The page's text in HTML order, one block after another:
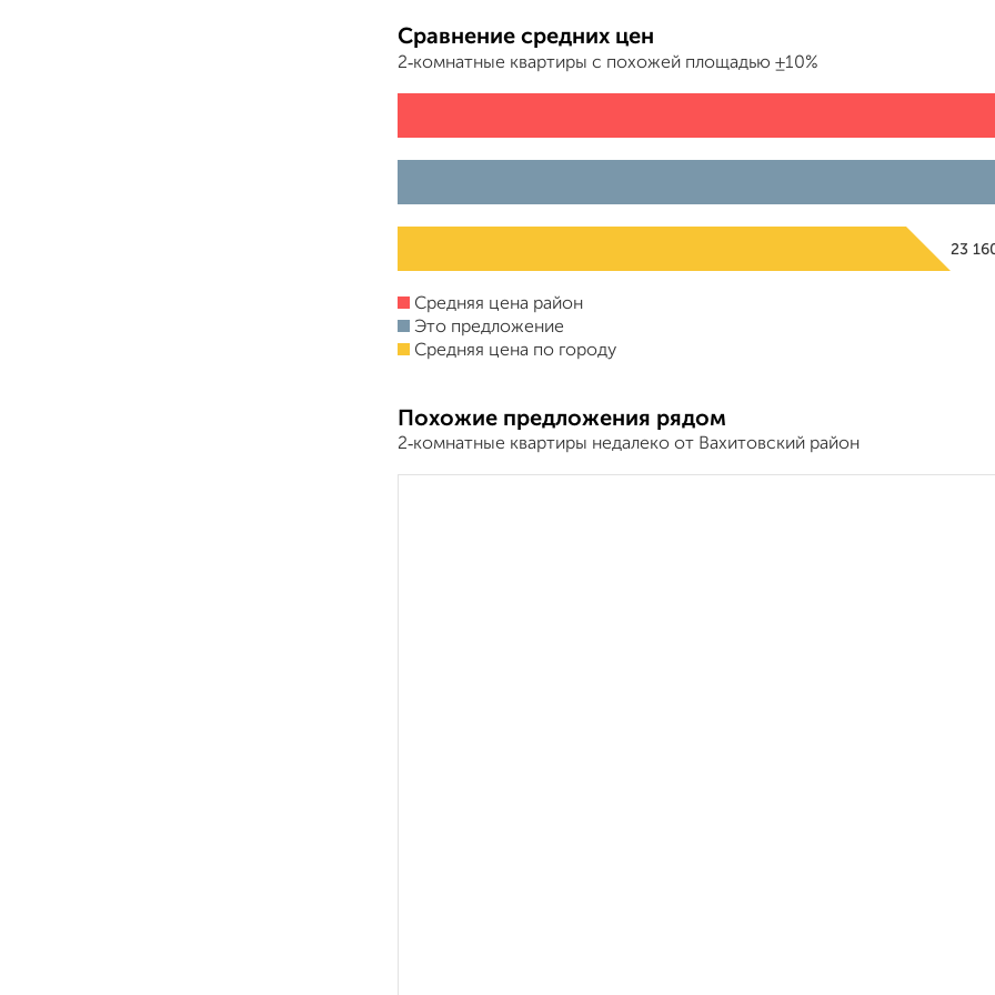
Сравнение средних цен
2‑комнатные квартиры с похожей площадью ±10%
23
Средняя цена район
Это предложение
Средняя цена по городу
Похожие предложения рядом
2‑комнатные квартиры недалеко от Вахитовский район